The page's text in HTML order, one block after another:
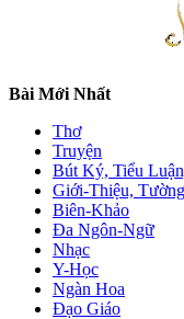
Bài Mới Nhất
Thơ
Truyện
Bút Ký, Tiểu
Giới-Thiệu,
Biên-Khảo
Đa Ngôn-Ngữ
Nhạc
Y-Học
Ngàn Hoa
Đạo Giáo